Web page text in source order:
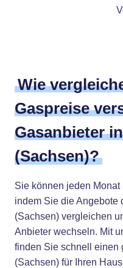
Wie
Gaspreise
Gasanbieter
(Sachsen)?
Sie können jeden
indem Sie die Angebote
(Sachsen) vergleichen
Anbieter wechseln. Mit
finden Sie schnell einen
(Sachsen) für Ihren